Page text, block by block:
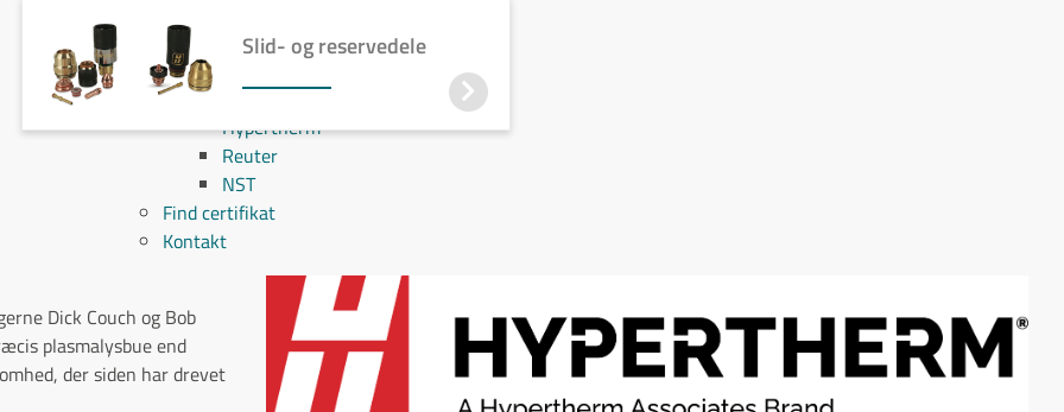
Fliess
Grupa
Hypertherm
Reuter
NST
Find certifikat
Kontakt
Slid- og reservedele
Dick Couch og Bob
plasmalysbue end
der siden har drevet